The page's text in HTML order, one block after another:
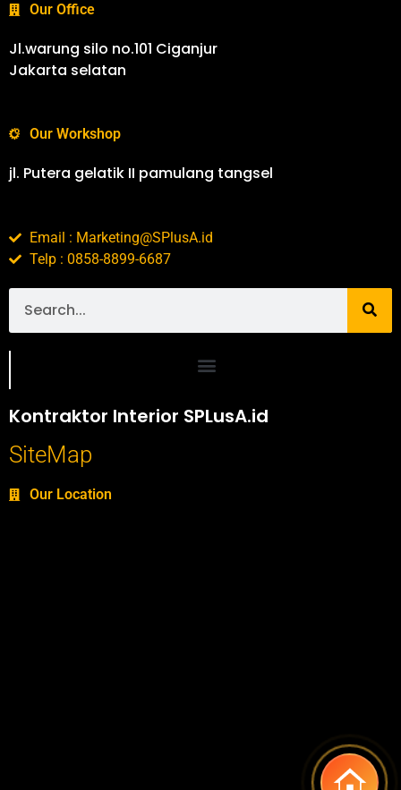
Our Office
Jl.warung silo no.101 Ciganjur
Jakarta selatan
Our Workshop
jl. Putera gelatik II pamulang tangsel
Email : Marketing@SPlusA.id
Telp : 0858-8899-6687
Kontraktor Interior SPLusA.id
SiteMap
Our Location